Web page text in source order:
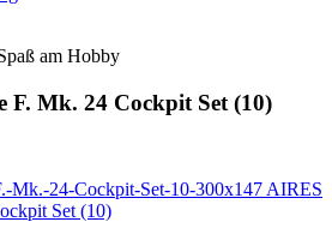
F. Mk. 24 Cockpit Set (10)